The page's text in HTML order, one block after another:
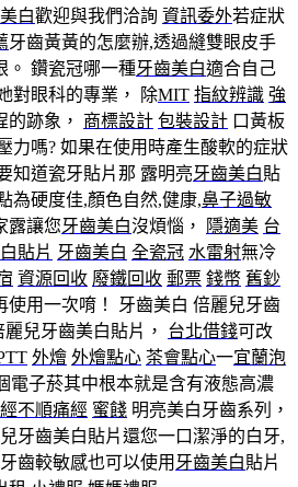
白歡迎與我們洽詢 資訊委外若症狀
牙齒黃黃的怎麼辦,透過縫雙眼皮手
。 鑽瓷冠哪一種牙齒美白適合自己
對眼科的專業， 除MIT 指紋辨識 強
的跡象， 商標設計 包裝設計 口黃板
力嗎? 如果在使用時產生酸軟的症狀
知道瓷牙貼片那 露明亮牙齒美白貼
為硬度佳,顏色自然,健康,鼻子過敏
露讓您牙齒美白沒煩惱， 隱適美 台
貼片 牙齒美白 全瓷冠 水雷射無冷
資源回收 廢鐵回收 郵票 錢幣 舊鈔
使用一次唷！ 牙齒美白 倍麗兒牙齒
兒牙齒美白貼片， 台北借錢可改
外燴 外燴點心 茶會點心一宜蘭泡
電子菸其中根本就是含有液態高濃
不順痛經 蜜餞 明亮美白牙齒系列，
牙齒美白貼片還您一口潔淨的白牙,
齒較敏感也可以使用 牙齒美白貼片